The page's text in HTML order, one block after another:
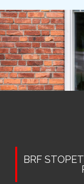
BRF